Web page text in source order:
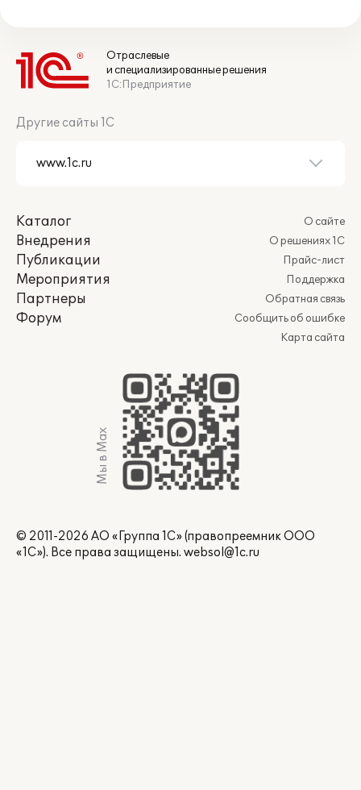
Отраслевые
и специализированные решения
1С:Предприятие
Другие сайты 1С
Каталог
Внедрения
Публикации
Мероприятия
Партнеры
Форум
О сайте
О решениях 1С
Прайс-лист
Поддержка
Обратная связь
Сообщить об ошибке
Карта сайта
Мы в Max
© 2011-2026 АО «Группа 1С» (правопреемник ООО
«1С»). Все права защищены. websol@1c.ru